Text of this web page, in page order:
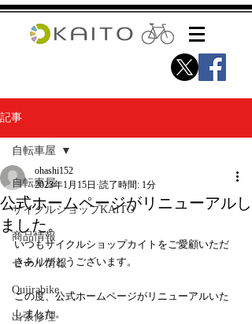
記事
自転車屋
サイクルショップKAITO
商品情報
セール情報
Qujirabike
出張修理
自転車屋
公式ホームページがリニューアルし
ました。
ohashi152
2023年1月15日 読了時間: 1分
いつもサイクルショップカイトをご愛顧いただ
きありがとうございます。
この度、公式ホームページがリニューアルいた
しました。